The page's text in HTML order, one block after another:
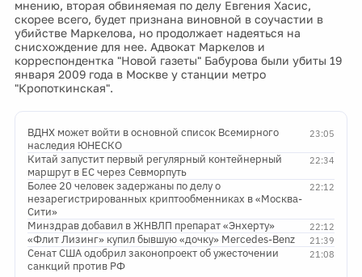
мнению, вторая обвиняемая по делу Евгения Хасис,
скорее всего, будет признана виновной в соучастии в
убийстве Маркелова, но продолжает надеяться на
снисхождение для нее. Адвокат Маркелов и
корреспондентка "Новой газеты" Бабурова были убиты 19
января 2009 года в Москве у станции метро
"Кропоткинская".
23:05
ВДНХ может войти в основной список Всемирного
наследия ЮНЕСКО
22:34
Китай запустит первый регулярный контейнерный
маршрут в ЕС через Севморпуть
22:12
Более 20 человек задержаны по делу о
незарегистрированных криптообменниках в «Москва-
Сити»
22:12
Минздрав добавил в ЖНВЛП препарат «Энхерту»
21:39
«Флит Лизинг» купил бывшую «дочку» Mercedes-Benz
21:08
Сенат США одобрил законопроект об ужесточении
санкций против РФ